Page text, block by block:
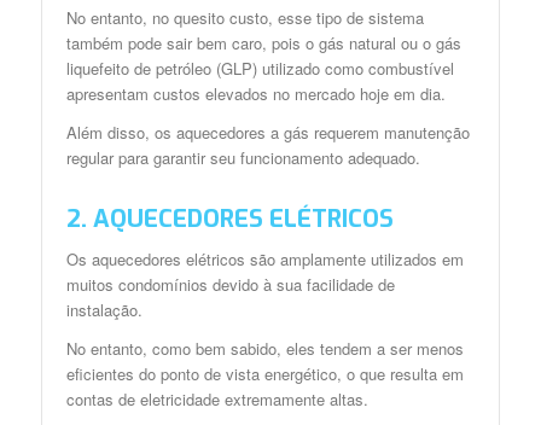
No entanto, no quesito custo, esse tipo de sistema
também pode sair bem caro, pois o gás natural ou o gás
liquefeito de petróleo (GLP) utilizado como combustível
apresentam custos elevados no mercado hoje em dia.
Além disso, os aquecedores a gás requerem manutenção
regular para garantir seu funcionamento adequado.
2. AQUECEDORES ELÉTRICOS
Os aquecedores elétricos são amplamente utilizados em
muitos condomínios devido à sua facilidade de
instalação.
No entanto, como bem sabido, eles tendem a ser menos
eficientes do ponto de vista energético, o que resulta em
contas de eletricidade extremamente altas.